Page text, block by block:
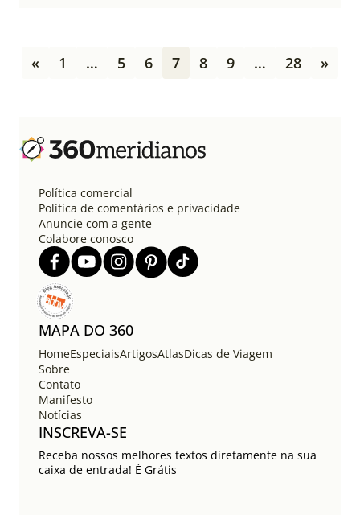
a
ç
« 1 … 5 6 7 8 9 … 28 »
Política comercial
Política de comentários e privacidade
Anuncie com a gente
Colabore conosco
MAPA DO 360
HomeEspeciaisArtigosAtlasDicas de Viagem
Sobre
Contato
Manifesto
Notícias
INSCREVA-SE
Receba nossos melhores textos diretamente na sua
caixa de entrada! É Grátis